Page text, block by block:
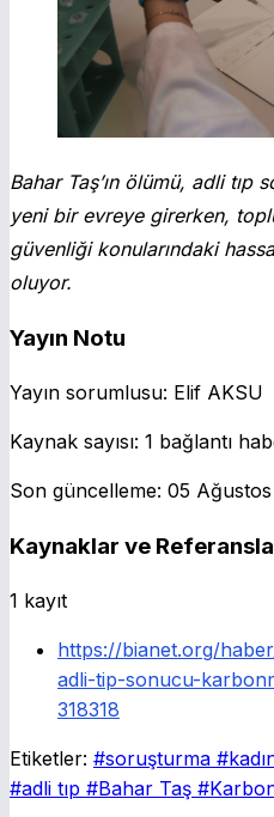
Bahar Taş’ın ölümü, adli tıp
yeni bir evreye girerken,
güvenliği konularındaki
oluyor.
Yayın Notu
Yayın sorumlusu: Elif AKSU
Kaynak sayısı: 1 bağlantı
Son güncelleme: 05
Kaynaklar ve
1 kayıt
https://bianet.org/
adli-tip-sonucu-
318318
Etiketler: #soruşturma
#adli tıp #Bahar Taş